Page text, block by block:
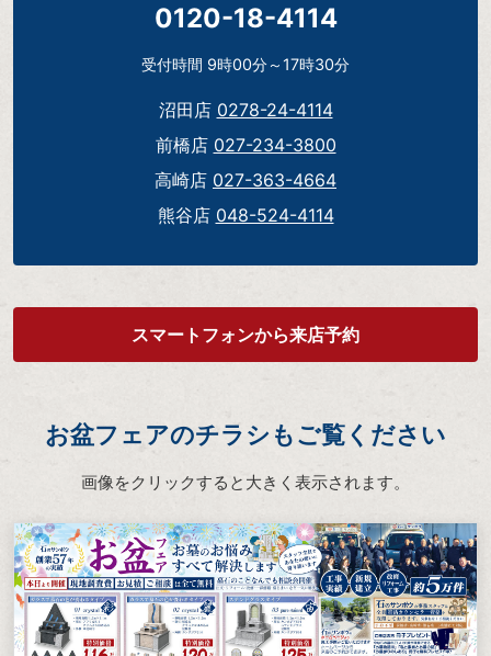
0120-18-4114
受付時間 9時00分～17時30分
沼田店 0278-24-4114
前橋店 027-234-3800
高崎店 027-363-4664
熊谷店 048-524-4114
スマートフォンから来店予約
お盆フェアのチラシもご覧ください
画像をクリックすると大きく表示されます。